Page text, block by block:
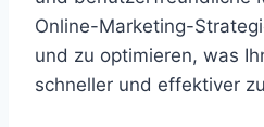
Online-Marketing-
und zu optimieren, was
schneller und effektiver